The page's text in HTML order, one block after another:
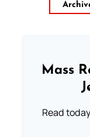
Mass
Read